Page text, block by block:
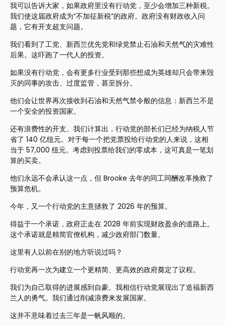
我可以告诉大家，如果政府里没有行动党，至少会增加三种新税。
我们使这届政府成为“不加征新税”的政府。政府没有财政收入问
题，它有开支超支问题。
我们看到了工党、新西兰优先党和绿党禁止石油和天然气的灾难性
后果。这吓跑了一代人的投资。
如果没有行动党，会有更多行业受到那些想成为英雄却只会带来毁
灭的同事的攻击、过度监管，甚至拆分。
他们会让世界再次接收到石油和天然气禁令般的信息：新西兰不是
一个安全的投资国家。
还有浪费性的开支。我们计算出，行动党的部长们已经为纳税人节
省了 140 亿纽元。对于每一个把党票投给行动党的人来说，这相
当于 57,000 纽元。考虑到投票给我们的零成本，这可真是一笔划
算的买卖。
他们永远不会承认这一点，但 Brooke 去年的同工同酬改革挽救了
预算危机。
今年，又一个行动党的主意拯救了 2026 年的预算。
得益于一个承诺，政府正走在 2028 年前实现财政盈余的道路上。
这个承诺就是精简官僚机构，减少政府部门数量。
这里有人以前在别的地方听说过吗？
行动党再一次为建立一个更精简、更高效的政府奠定了议程。
我们为自己取得的进展感到自豪。我相信行动党展现出了造福新西
兰人的勇气。我们通过削减浪费来发展国家。
这并不意味着过去三年是一帆风顺的。